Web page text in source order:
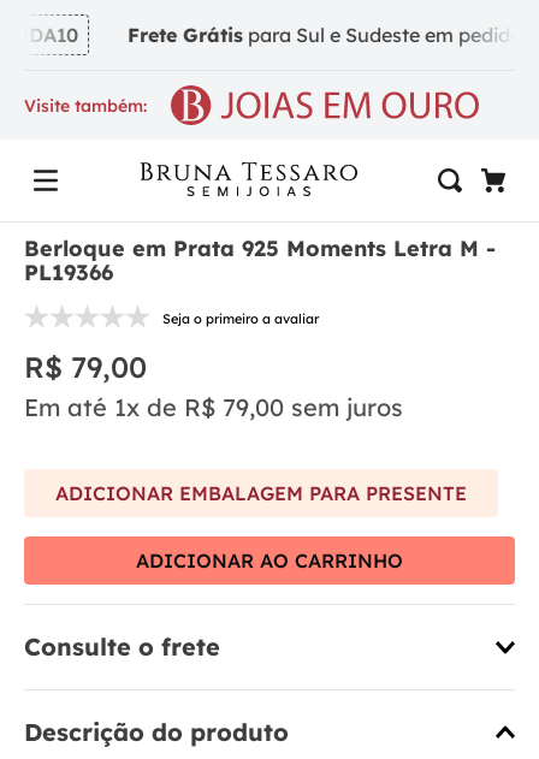
Frete Grátispara Sul e Sudeste em pedidos
Visite também:
Berloque em Prata 925 Moments Letra M -
PL19366
Seja o primeiro a avaliar
R$ 79,00
Em até 1x de R$ 79,00 sem juros
ADICIONAR EMBALAGEM PARA PRESENTE
ADICIONAR AO CARRINHO
Consulte o frete
Descrição do produto